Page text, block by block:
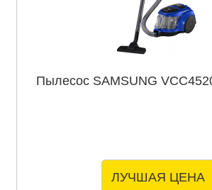
Пылесос SAMSUNG
ЛУЧШАЯ ЦЕНА